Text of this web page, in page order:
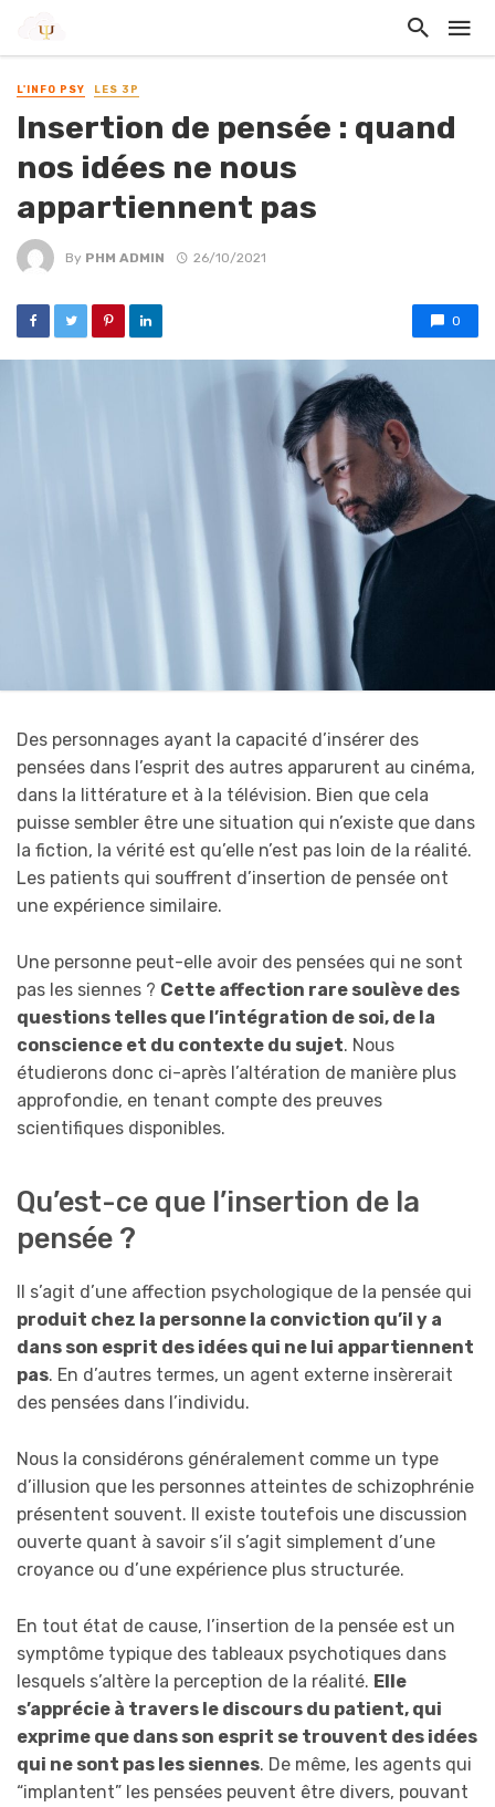
L'INFO PSY LES 3P
Insertion de pensée : quand
nos idées ne nous
appartiennent pas
By PHM ADMIN 26/10/2021
0
Des personnages ayant la capacité d’insérer des
pensées dans l’esprit des autres apparurent au cinéma,
dans la littérature et à la télévision. Bien que cela
puisse sembler être une situation qui n’existe que dans
la fiction, la vérité est qu’elle n’est pas loin de la réalité.
Les patients qui souffrent d’insertion de pensée ont
une expérience similaire.
Une personne peut-elle avoir des pensées qui ne sont
pas les siennes ? Cette affection rare soulève des
questions telles que l’intégration de soi, de la
conscience et du contexte du sujet. Nous
étudierons donc ci-après l’altération de manière plus
approfondie, en tenant compte des preuves
scientifiques disponibles.
Qu’est-ce que l’insertion de la
pensée ?
Il s’agit d’une affection psychologique de la pensée qui
produit chez la personne la conviction qu’il y a
dans son esprit des idées qui ne lui appartiennent
pas. En d’autres termes, un agent externe insèrerait
des pensées dans l’individu.
Nous la considérons généralement comme un type
d’illusion que les personnes atteintes de schizophrénie
présentent souvent. Il existe toutefois une discussion
ouverte quant à savoir s’il s’agit simplement d’une
croyance ou d’une expérience plus structurée.
En tout état de cause, l’insertion de la pensée est un
symptôme typique des tableaux psychotiques dans
lesquels s’altère la perception de la réalité. Elle
s’apprécie à travers le discours du patient, qui
exprime que dans son esprit se trouvent des idées
qui ne sont pas les siennes. De même, les agents qui
“implantent” les pensées peuvent être divers, pouvant